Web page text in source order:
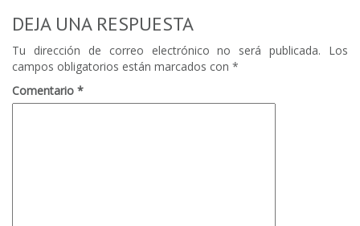
DEJA UNA RESPUESTA
Tu dirección de correo electrónico no será publicada.
Los
campos obligatorios están marcados con *
Comentario *